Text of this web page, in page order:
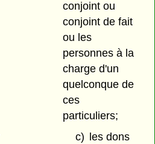
conjoint ou
conjoint de fait
ou les
personnes à la
charge d'un
quelconque de
ces
particuliers;
c)
les dons